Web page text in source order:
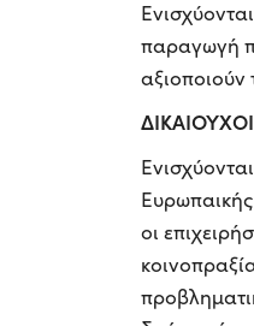
παραγωγή
ΔΙΚΑΙΟΥΧΟΙ
Ευρωπαικής
οι